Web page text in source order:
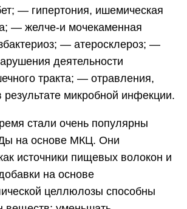
— гипертония, ишемическая
— желче-и мочекаменная
— атеросклероз; —
деятельности
тракта; — отравления,
результате микробной инфекции.
стали очень популярны
на основе МКЦ. Они
источники пищевых волокон и
на основе
целлюлозы способны